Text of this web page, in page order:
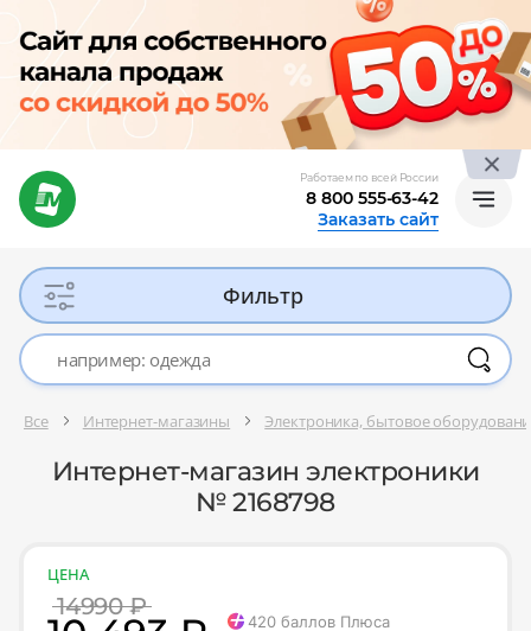
Работаем по всей России
8 800 555-63-42
Заказать сайт
Фильтр
Все Интернет-магазины Электроника, бытовое
Интернет-магазин электроники
№ 2168798
ЦЕНА
14990 ₽
420баллов Плюса